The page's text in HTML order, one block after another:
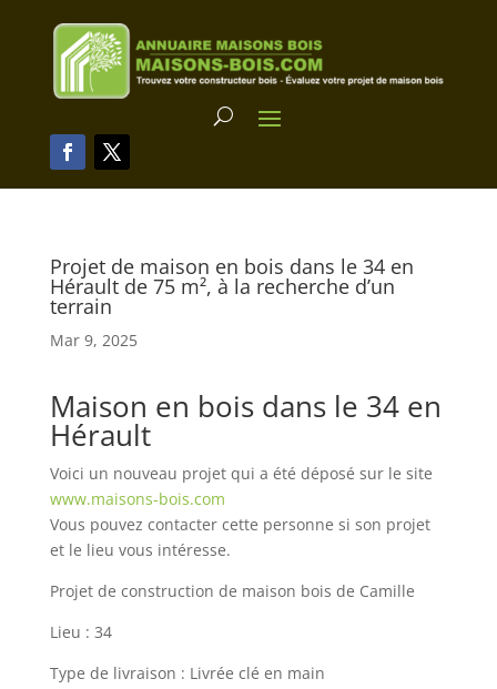
Projet de maison en bois dans le 34 en
Hérault de 75 m², à la recherche d’un
terrain
Mar 9, 2025
Maison en bois dans le 34 en
Hérault
Voici un nouveau projet qui a été déposé sur le site
www.maisons-bois.com
Vous pouvez contacter cette personne si son projet
et le lieu vous intéresse.
Projet de construction de maison bois de Camille
Lieu : 34
Type de livraison : Livrée clé en main